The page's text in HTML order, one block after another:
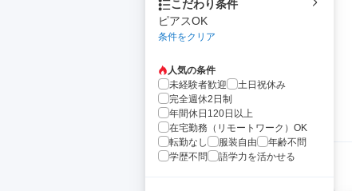
こだわり条件
ピアスOK
条件をクリア
人気の条件
未経験者歓迎
土日祝休み
完全週休2日制
年間休日120日以上
在宅勤務（リモートワーク）OK
転勤なし
服装自由
年齢不問
学歴不問
語学力を活かせる